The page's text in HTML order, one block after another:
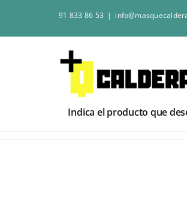
contenido
91 833 86 53 |
Indica el producto que